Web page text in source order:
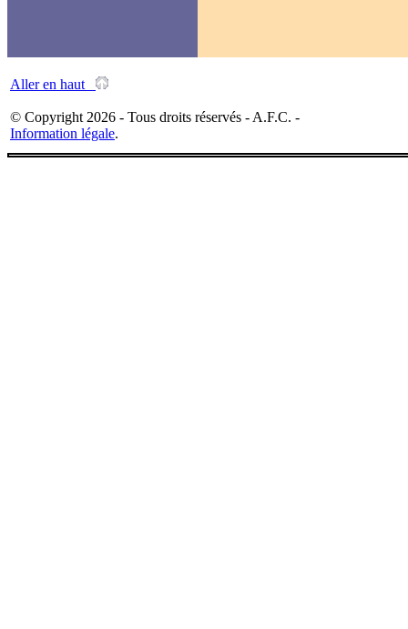
Aller en haut
© Copyright 2026 - Tous droits réservés - A.F.C. -
Information légale.